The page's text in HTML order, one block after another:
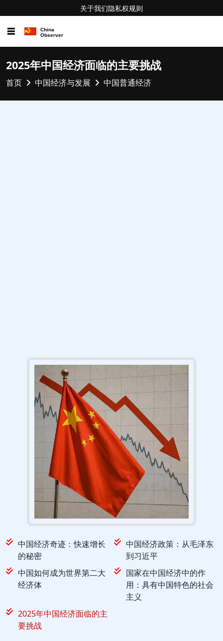
关于我们隐私权规则
☰
2025年中国经济面临的主要挑战
首页 中国经济与发展 中国普通经济
中国经济奇迹：快速增长
的秘密
中国经济政策：从毛泽东
到习近平
中国如何成为世界第二大
经济体
国家在中国经济中的作
用：具有中国特色的社会
主义
2025年中国经济面临的主
要挑战